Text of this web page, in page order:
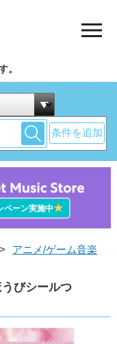
。
条件を追加
ペーン実施中★
> アニメ/ゲーム音楽
びシールつ